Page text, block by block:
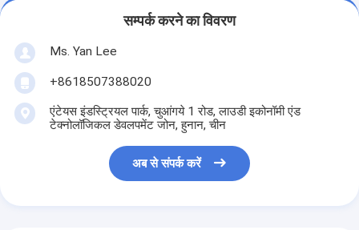
सम्पर्क करने का विवरण
Ms. Yan Lee
+8618507388020
एंटेयस इंडस्ट्रियल पार्क, चुआंगये 1 रोड, लाउडी इकोनॉमी एंड
टेक्नोलॉजिकल डेवलपमेंट जोन, हुनान, चीन
अब से संपर्क करें